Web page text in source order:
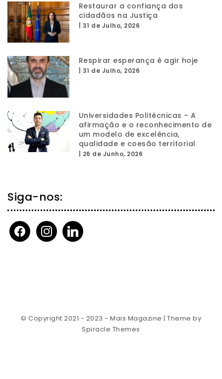
Restaurar a confiança dos
cidadãos na Justiça
31 de Julho, 2026
Respirar esperança é agir hoje
31 de Julho, 2026
Universidades Politécnicas – A
afirmação e o reconhecimento de
um modelo de excelência,
qualidade e coesão territorial
26 de Junho, 2026
Siga-nos:
facebookinstagramlinkedin
© Copyright 2021 - 2023 - Mais Magazine | Theme by
Spiracle Themes